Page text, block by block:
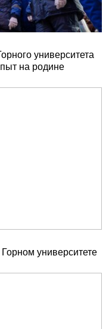
университета
на родине
университете